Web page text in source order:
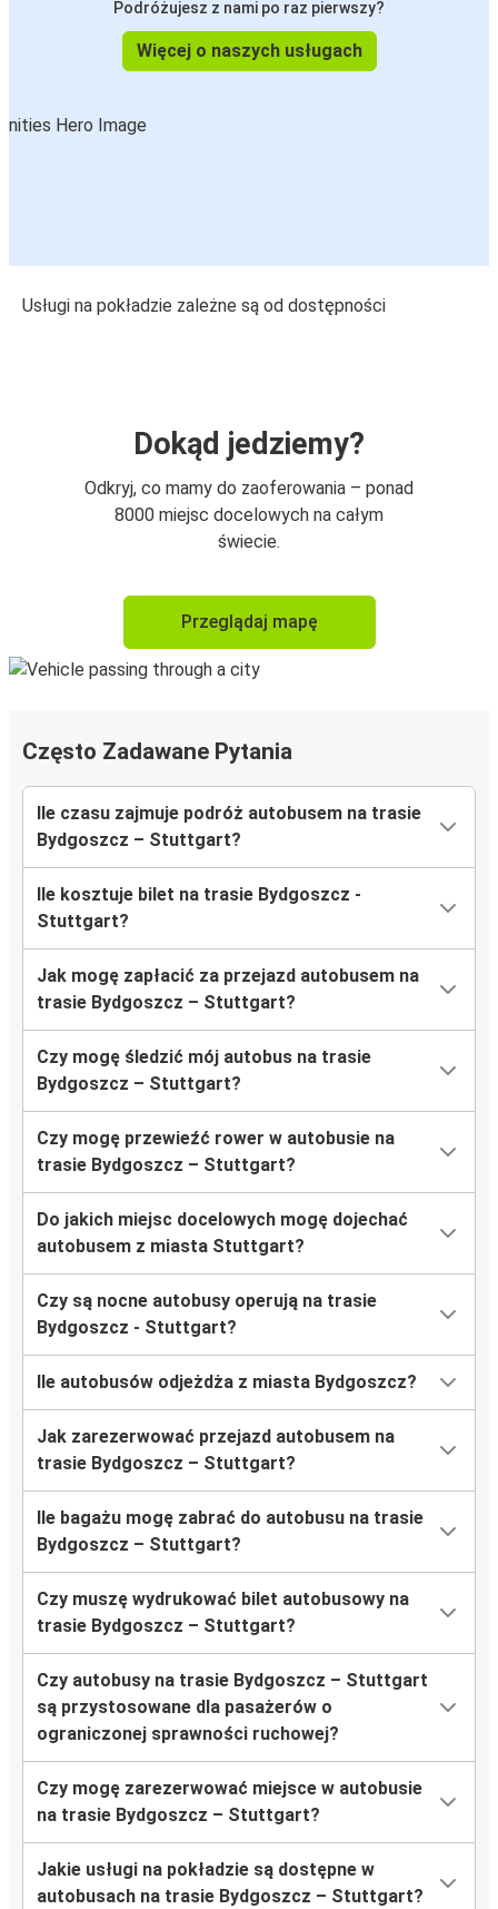
Podróżujesz z nami po raz pierwszy?
Więcej o naszych usługach
Usługi na pokładzie zależne są od dostępności
Dokąd jedziemy?
Odkryj, co mamy do zaoferowania – ponad
8000 miejsc docelowych na całym
świecie.
Przeglądaj mapę
Często Zadawane Pytania
Ile czasu zajmuje podróż autobusem na trasie
Bydgoszcz – Stuttgart?
Ile kosztuje bilet na trasie Bydgoszcz -
Stuttgart?
Jak mogę zapłacić za przejazd autobusem na
trasie Bydgoszcz – Stuttgart?
Czy mogę śledzić mój autobus na trasie
Bydgoszcz – Stuttgart?
Czy mogę przewieźć rower w autobusie na
trasie Bydgoszcz – Stuttgart?
Do jakich miejsc docelowych mogę dojechać
autobusem z miasta Stuttgart?
Czy są nocne autobusy operują na trasie
Bydgoszcz - Stuttgart?
Ile autobusów odjeżdża z miasta Bydgoszcz?
Jak zarezerwować przejazd autobusem na
trasie Bydgoszcz – Stuttgart?
Ile bagażu mogę zabrać do autobusu na trasie
Bydgoszcz – Stuttgart?
Czy muszę wydrukować bilet autobusowy na
trasie Bydgoszcz – Stuttgart?
Czy autobusy na trasie Bydgoszcz – Stuttgart
są przystosowane dla pasażerów o
ograniczonej sprawności ruchowej?
Czy mogę zarezerwować miejsce w autobusie
na trasie Bydgoszcz – Stuttgart?
Jakie usługi na pokładzie są dostępne w
autobusach na trasie Bydgoszcz – Stuttgart?